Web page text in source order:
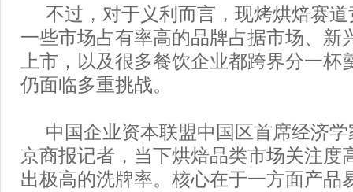
不过，对于义利而言，现烤烘焙赛
一些市场占有率高的品牌占据市场、新
上市，以及很多餐饮企业都跨界分一杯
仍面临多重挑战。
中国企业资本联盟中国区首席经济
京商报记者，当下烘焙品类市场关注度
出极高的洗牌率。核心在于一方面产品